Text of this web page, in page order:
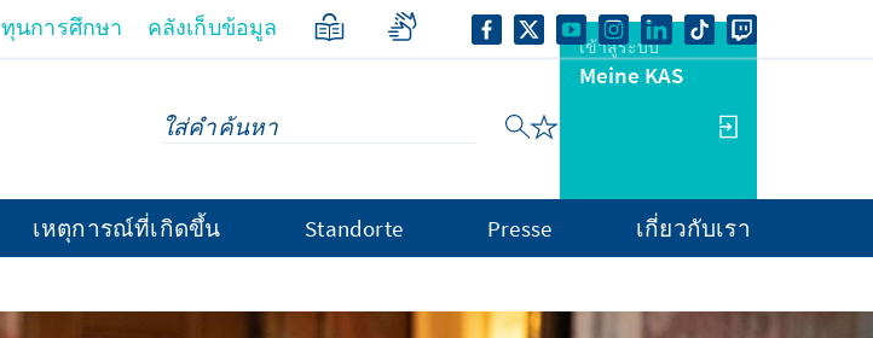
ทุนการศึกษา คลังเก็บข้อมูล
เข้าสู่ระบบ
Meine KAS
เหตุการณ์ที่เกิดขึ้น Standorte Presse เกี่ยวกับเรา